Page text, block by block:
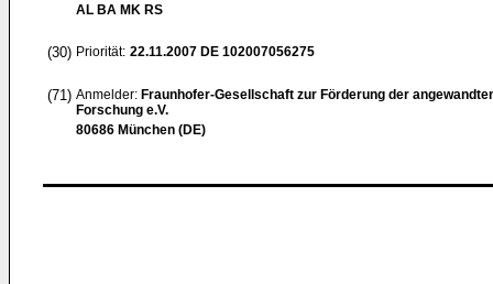
AL BA MK RS
(30) Priorität: 22.11.2007 DE 102007056275
(71) Anmelder: Fraunhofer-Gesellschaft zur Förderung der
Forschung e.V.
80686 München (DE)